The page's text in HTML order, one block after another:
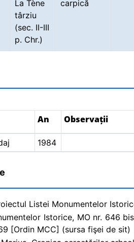
La Tène
târziu
(sec. II-III
p. Chr.)
carpică
An Observații
1984
Listei Monumentelor
Istorice, MO nr. 646
[Ordin MCC] (sursa fişei de sit)